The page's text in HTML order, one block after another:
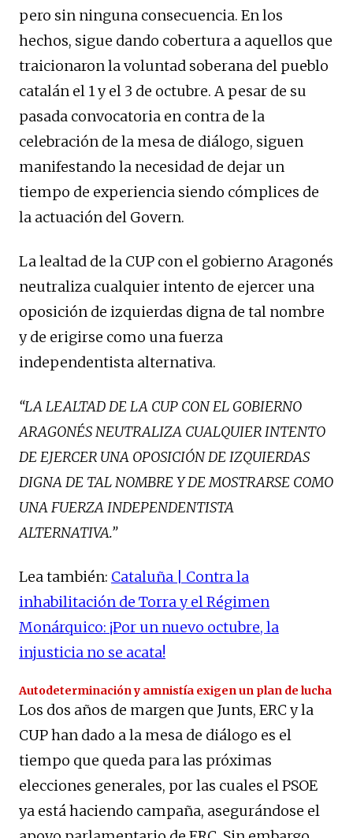
pero sin ninguna consecuencia. En los
hechos, sigue dando cobertura a aquellos que
traicionaron la voluntad soberana del pueblo
catalán el 1 y el 3 de octubre. A pesar de su
pasada convocatoria en contra de la
celebración de la mesa de diálogo, siguen
manifestando la necesidad de dejar un
tiempo de experiencia siendo cómplices de
la actuación del Govern.
La lealtad de la CUP con el gobierno Aragonés
neutraliza cualquier intento de ejercer una
oposición de izquierdas digna de tal nombre
y de erigirse como una fuerza
independentista alternativa.
“LA LEALTAD DE LA CUP CON EL GOBIERNO
ARAGONÉS NEUTRALIZA CUALQUIER INTENTO
DE EJERCER UNA OPOSICIÓN DE IZQUIERDAS
DIGNA DE TAL NOMBRE Y DE MOSTRARSE COMO
UNA FUERZA INDEPENDENTISTA
ALTERNATIVA.”
Lea también: Cataluña | Contra la
inhabilitación de Torra y el Régimen
Monárquico: ¡Por un nuevo octubre, la
injusticia no se acata!
Autodeterminación y amnistía exigen un plan de lucha
Los dos años de margen que Junts, ERC y la
CUP han dado a la mesa de diálogo es el
tiempo que queda para las próximas
elecciones generales, por las cuales el PSOE
ya está haciendo campaña, asegurándose el